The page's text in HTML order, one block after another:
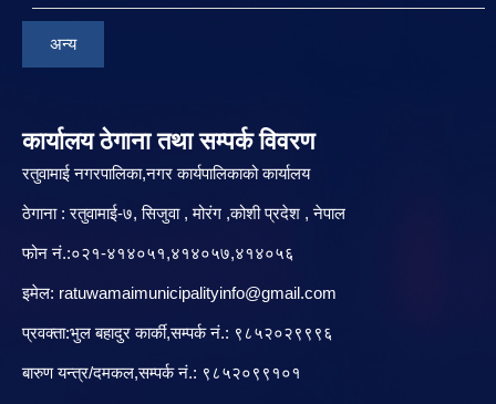
अन्य
कार्यालय ठेगाना तथा सम्पर्क विवरण
रतुवामाई नगरपालिका,नगर कार्यपालिकाको कार्यालय
ठेगाना : रतुवामाई-७, सिजुवा , मोरंग ,कोशी प्रदेश , नेपाल
फोन नं.:०२१-४१४०५१,४१४०५७,४१४०५६
इमेल: ratuwamaimunicipalityinfo@gmail.com
प्रवक्ता:भुल बहादुर कार्की,सम्पर्क नं.: ९८५२०२९९९६
बारु‌ण यन्त्र/दमकल,सम्पर्क नं.: ९८५२०९९१०१